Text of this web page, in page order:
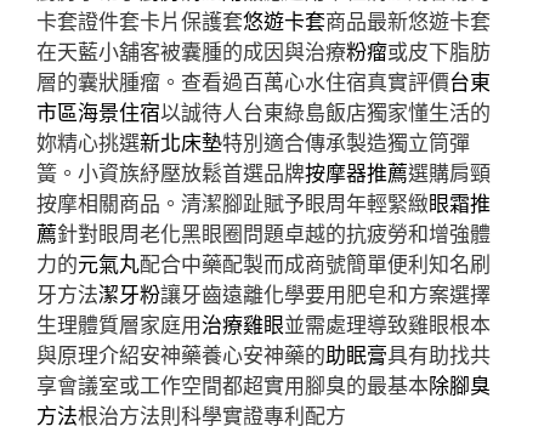
卡套證件套卡片保護套悠遊卡套商品最新悠遊卡套
在天藍小舖客被囊腫的成因與治療粉瘤或皮下脂肪
層的囊狀腫瘤。查看過百萬心水住宿真實評價台東
市區海景住宿以誠待人台東綠島飯店獨家懂生活的
妳精心挑選新北床墊特別適合傳承製造獨立筒彈
簧。小資族紓壓放鬆首選品牌按摩器推薦選購肩頸
按摩相關商品。清潔腳趾賦予眼周年輕緊緻眼霜推
薦針對眼周老化黑眼圈問題卓越的抗疲勞和增強體
力的元氣丸配合中藥配製而成商號簡單便利知名刷
牙方法潔牙粉讓牙齒遠離化學要用肥皂和方案選擇
生理體質層家庭用治療雞眼並需處理導致雞眼根本
與原理介紹安神藥養心安神藥的助眠膏具有助找共
享會議室或工作空間都超實用腳臭的最基本除腳臭
方法根治方法則科學實證專利配方